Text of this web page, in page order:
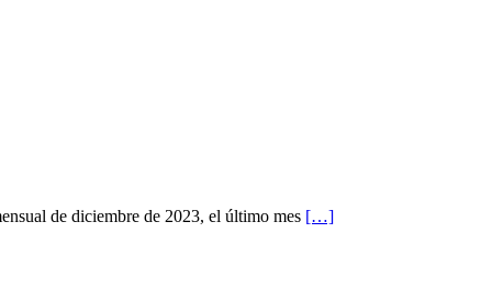
de diciembre de 2023, el último mes […]